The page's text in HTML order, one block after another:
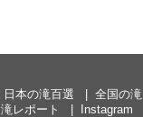
日本の滝百選 全国の滝
滝レポート
Instagram